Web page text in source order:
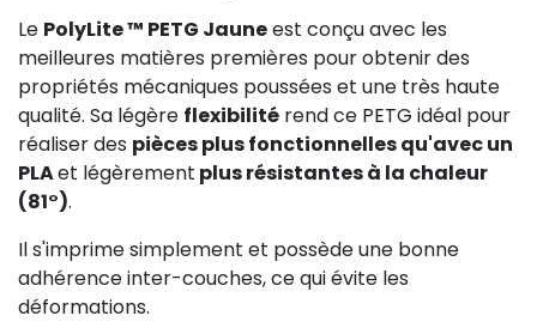
Le PolyLite ™ PETG Jauneest conçu avec les
meilleures matières premières pour obtenir des
propriétés mécaniques poussées et une très haute
qualité. Sa légère flexibilité rend ce PETG idéal pour
réaliser des pièces plus fonctionnelles qu'avec un
PLAet légèrement plus résistantes à la chaleur
(81°).
Il s'imprime simplement et possède une bonne
adhérence inter-couches, ce qui évite les
déformations.